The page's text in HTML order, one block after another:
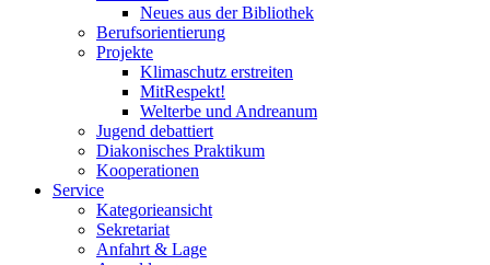
Neues aus der Bibliothek
Berufsorientierung
Projekte
Klimaschutz erstreiten
MitRespekt!
Welterbe und Andreanum
Jugend debattiert
Diakonisches Praktikum
Kooperationen
Service
Kategorieansicht
Sekretariat
Anfahrt & Lage